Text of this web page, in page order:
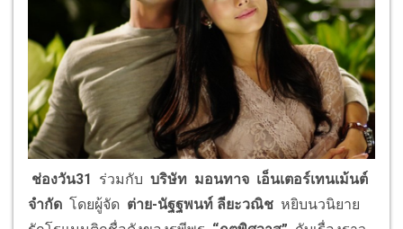
ช่องวัน31 ร่วมกับ บริษัท มอนทาจ เอ็นเตอร์เทนเม้นต์
จำกัด โดยผู้จัด ต่าย-นัฐฐพนท์ ลียะวณิช หยิบนวนิยาย